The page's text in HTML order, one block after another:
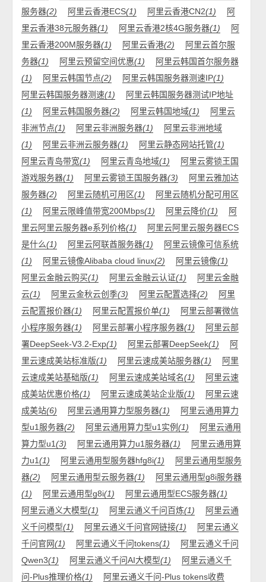
服务器(2) 阿里云香港ECS(1) 阿里云香港CN2(1)
阿
里云香港38元服务器(1) 阿里云香港2核4G服务器(1)
阿
里云香港200M服务器(1) 阿里云香港(2)
阿里云首尔服
务器(1) 阿里云预留空间优惠(1)
阿里云韩国首尔服务器
(1)
阿里云韩国节点(2) 阿里云韩国服务器测速IP(1)
阿里云韩国服务器测速(1)
阿里云韩国服务器测试IP地址
(1)
阿里云韩国服务器(2) 阿里云韩国地域(1)
阿里云
非洲节点(1) 阿里云非洲服务器(1)
阿里云非洲地域
(1)
阿里云非洲云服务器(1) 阿里云静态网站托管(1)
阿里云青岛带宽(1) 阿里云青岛地域(1)
阿里云雾锁王国
游戏服务器(1) 阿里云雾锁王国服务器(3)
阿里云雅加达
服务器(2) 阿里云随机可用区(1)
阿里云随机分配可用区
(1)
阿里云限峰值带宽200Mbps(1) 阿里云降价(1)
阿
里云阿里云服务器e系列价格(1)
阿里云阿里云服务器ECS
是什么(1) 阿里云阿联酋服务器(1)
阿里云镜像可信系统
(1)
阿里云镜像Alibaba cloud linux(2) 阿里云镜像(1)
阿里云金融云购买(1) 阿里云金融云认证(1)
阿里云金融
云(1) 阿里云金秋云创季(3) 阿里云配置选择(2)
阿里
云配置报价器(1) 阿里云配置报价单(1)
阿里云部署微信
小程序服务器(1) 阿里云部署小程序服务器(1)
阿里云部
署DeepSeek-V3.2-Exp(1) 阿里云部署DeepSeek(1)
阿
里云速成美站标准版(1) 阿里云速成美站服务器(1)
阿里
云速成美站基础版(1) 阿里云速成美站域名(1)
阿里云速
成美站优惠价格(1) 阿里云速成美站企业版(1)
阿里云速
成美站(6) 阿里云通用算力型服务器(1)
阿里云通用算力
型u1服务器(2) 阿里云通用算力型u1实例(1)
阿里云通用
算力型u1(3) 阿里云通用算力u1服务器(1)
阿里云通用算
力u1(1) 阿里云通用型服务器hfg8i(1)
阿里云通用型服务
器(2) 阿里云通用型云服务器(1)
阿里云通用型g8i服务器
(1)
阿里云通用型g8i(1) 阿里云通用型ECS服务器(1)
阿里云通义大模型(1) 阿里云通义千问百炼(1)
阿里云通
义千问模型(1) 阿里云通义千问官网链接(1)
阿里云通义
千问官网(1) 阿里云通义千问tokens(1)
阿里云通义千问
Qwen3(1) 阿里云通义千问AI大模型(1)
阿里云通义千
问-Plus推理价格(1)
阿里云通义千问-Plus tokens收费